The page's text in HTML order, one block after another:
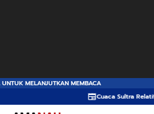
UNTUK MELANJUTKAN MEMBACA
Cuaca Sultra Relatif